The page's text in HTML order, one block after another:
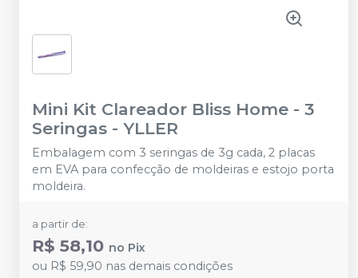
Mini Kit Clareador Bliss Home - 3
Seringas - YLLER
Embalagem com 3 seringas de 3g cada, 2 placas
em EVA para confecção de moldeiras e estojo porta
moldeira.
a partir de:
R$ 58,10 no Pix
ou R$ 59,90 nas demais condições